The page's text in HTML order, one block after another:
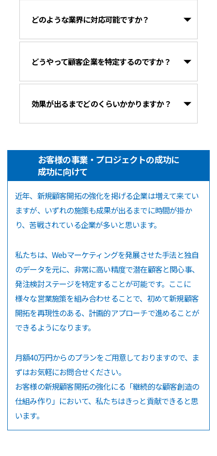
どのような業界に対応可能ですか？
どうやって顧客企業を特定するのですか？
効果が出るまでどのくらいかかりますか？
お客様の事業・プロジェクトの成功に
成功に向けて
近年、新規顧客開拓の強化を掲げる企業は増えて来てい
ますが、いずれの施策も成果が出るまでに時間が掛か
り、苦戦されている企業が多いと思います。
私たちは、Webマーケティングを発展させた手法と独自
のデータを元に、非常に高い精度で潜在顧客と関心事、
発注検討ステージを特定することが可能です。ここに
様々な営業施策を組み合わせることで、初めて新規顧客
開拓を再現性のある、計画的アプローチで進めることが
できるようになります。
月額40万円からのプランをご用意しておりますので、ま
ずはお気軽にお問合せください。
お客様の新規顧客開拓の強化にる「継続的な顧客創造の
仕組み作り」において、私たちはきっと貢献できると思
います。